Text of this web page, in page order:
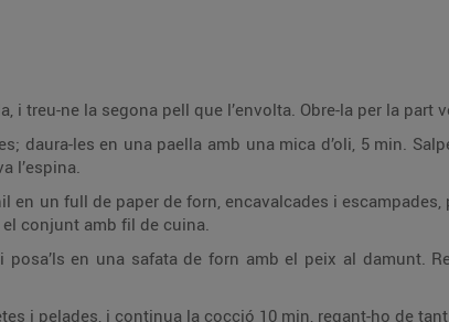
i treu-ne la segona pell que l’envolta. Obre-la per la part
daura-les en una paella amb una mica d’oli, 5 min.
l’espina.
en un full de paper de forn, encavalcades i
conjunt amb fil de cuina.
en una safata de forn amb el peix al damunt.
i pelades, i continua la cocció 10 min, regant-ho de